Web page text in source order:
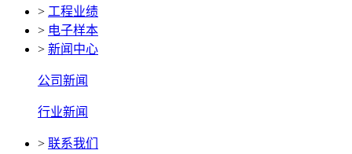
> 工程业绩
> 电子样本
> 新闻中心
公司新闻
行业新闻
> 联系我们